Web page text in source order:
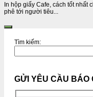
In hộp giấy Cafe, cách tốt nhất
phê tới người tiêu...
Tìm kiếm:
GỬI YÊU CẦU BÁO